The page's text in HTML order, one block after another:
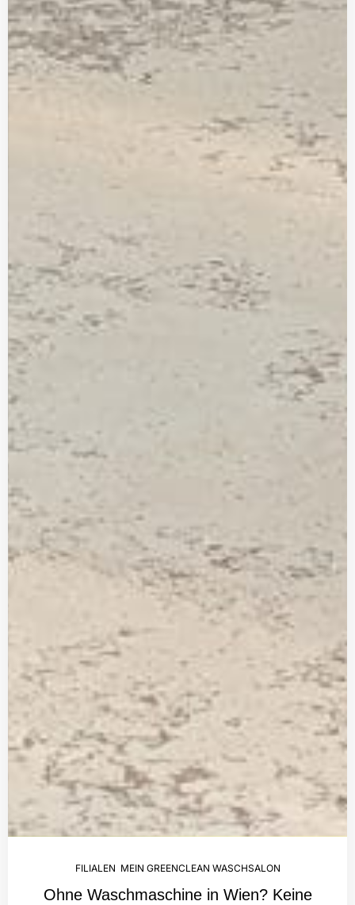
FILIALEN MEIN GREENCLEAN WASCHSALON
Ohne Waschmaschine in Wien? Keine